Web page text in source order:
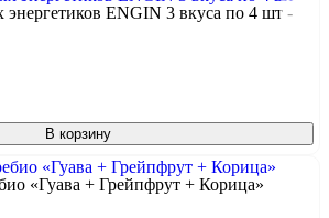
ENGIN 3 вкуса по 4 шт -
В корзину
«Гуава + Грейпфрут + Корица»